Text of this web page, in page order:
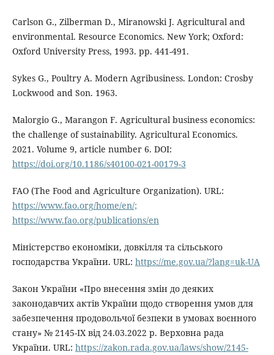
Carlson G., Zilberman D., Miranowski J. Agricultural and
environmental. Resource Economics. New York; Oxford:
Oxford University Press, 1993. pp. 441-491.
Sykes G., Poultry A. Modern Agribusiness. London: Crosby
Lockwood and Son. 1963.
Malorgio G., Marangon F. Agricultural business economics:
the challenge of sustainability. Agricultural Economics.
2021. Volume 9, article number 6. DOI:
https://doi.org/10.1186/s40100-021-00179-3
FAO (The Food and Agriculture Organization). URL:
https://www.fao.org/home/en/;
https://www.fao.org/publications/en
Міністерство економіки, довкілля та сільського
господарства України. URL: https://me.gov.ua/?lang=uk-UA
Закон України «Про внесення змін до деяких
законодавчих актів України щодо створення умов для
забезпечення продовольчої безпеки в умовах воєнного
стану» № 2145-IX від 24.03.2022 р. Верховна рада
України. URL: https://zakon.rada.gov.ua/laws/show/2145-